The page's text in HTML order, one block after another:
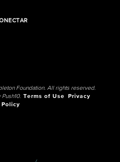
Foundation. All rights reserved.
Terms of Use
Privacy
Policy